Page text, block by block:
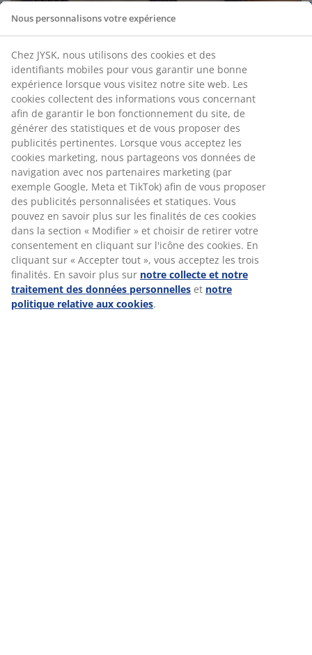
LE QUOTIDIEN DANS LES
Nous personnalisons votre expérience
Chez JYSK, nous utilisons des cookies et des
identifiants mobiles pour vous garantir une bonne
expérience lorsque vous visitez notre site web. Les
cookies collectent des informations vous concernant
afin de garantir le bon fonctionnement du site, de
générer des statistiques et de vous proposer des
publicités pertinentes. Lorsque vous acceptez les
cookies marketing, nous partageons vos données de
navigation avec nos partenaires marketing (par
exemple Google, Meta et TikTok) afin de vous proposer
des publicités personnalisées et statiques. Vous
pouvez en savoir plus sur les finalités de ces cookies
dans la section « Modifier » et choisir de retirer votre
consentement en cliquant sur l'icône des cookies. En
cliquant sur « Accepter tout », vous acceptez les trois
finalités. En savoir plus sur notre collecte et notre
traitement des données personnelles et notre
politique relative aux cookies.